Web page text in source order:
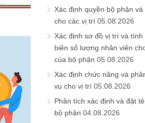
Xác định quyền bộ phận
cho các vị trí 05.08.2026
Xác định sơ đồ vị trí và tính
biên số lượng nhân viên
của bộ phận 05.08.2026
Xác định chức năng và
vụ cho vị trí 05.08.2026
Phân tích xác định và đặt
bộ phận 04.08.2026